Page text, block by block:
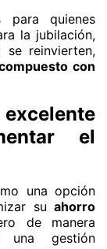
para quienes
la jubilación,
se reinvierten,
con
el
una opción
su ahorro
de manera
una gestión